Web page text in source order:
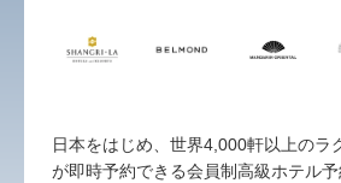
日本をはじめ、世界4,000軒以上のラ
が即時予約できる会員制高級ホテル予